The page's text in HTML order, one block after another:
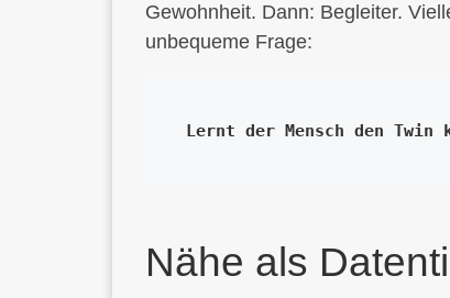
Gewohnheit. Dann: Begleiter.
unbequeme Frage:
Lernt der Mensch den Twin
Nähe als